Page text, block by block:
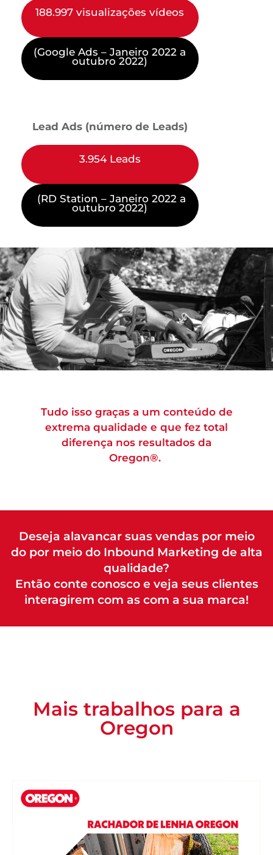
188.997 visualizações vídeos
(Google Ads – Janeiro 2022 a
outubro 2022)
3.954 Leads
(RD Station – Janeiro 2022 a
outubro 2022)
Lead Ads (número de Leads)
Tudo isso graças a um conteúdo de
extrema qualidade e que fez total
diferença nos resultados da
Oregon®.
Deseja alavancar suas vendas por meio
do por meio do Inbound Marketing de alta
qualidade?
Então conte conosco e veja seus clientes
interagirem com as com a sua marca!
Mais trabalhos para a
Oregon